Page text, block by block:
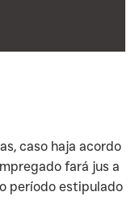
caso haja acordo
fará jus a
período estipulado